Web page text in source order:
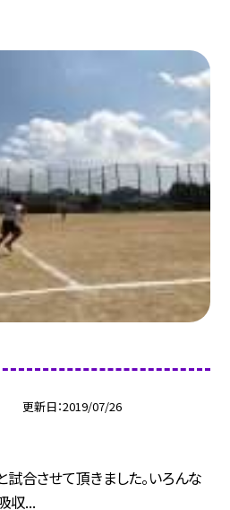
更新日 2019/07/26
合させて頂きました。いろんな
収...